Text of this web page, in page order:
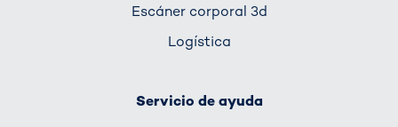
Escáner corporal 3d
Logística
Servicio de ayuda